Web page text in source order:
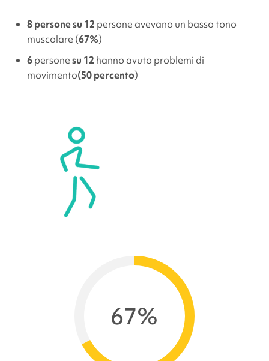
8 persone su 12 persone avevano un basso tono
muscolare (67%)
6personesu 12 hanno avuto problemi di
movimento(50 percento)
67%